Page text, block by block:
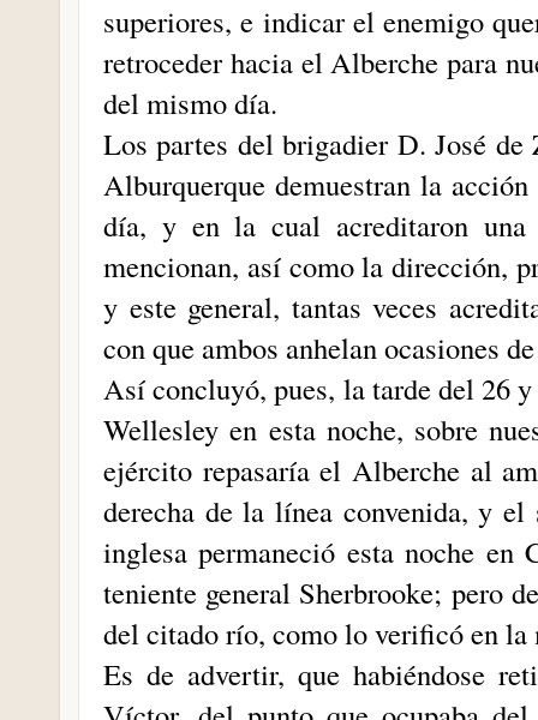
superiores, e indicar el enemigo
retroceder hacia el Alberche para
del mismo día.
Los partes del brigadier D. José de
Alburquerque demuestran la
día, y en la cual acreditaron
mencionan, así como la dirección,
y este general, tantas veces
con que ambos anhelan ocasiones
Así concluyó, pues, la tarde del 26
Wellesley en esta noche, sobre
ejército repasaría el Alberche al
derecha de la línea convenida, y
inglesa permaneció esta noche en
teniente general Sherbrooke; pero
del citado río, como lo verificó en la
Es de advertir, que habiéndose